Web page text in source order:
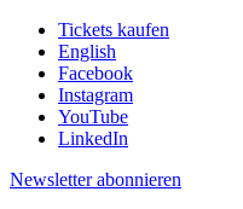
Tickets kaufen
English
Facebook
Instagram
YouTube
LinkedIn
Newsletter abonnieren